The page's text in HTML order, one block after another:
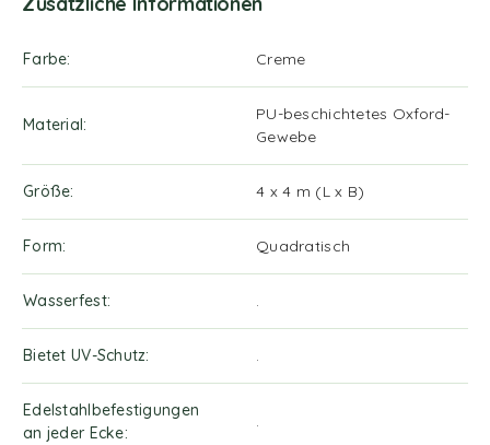
Farbe Creme
Material
PU-beschichtetes Oxford-
Gewebe
Größe 4 x 4 m (L x B)
Form Quadratisch
Wasserfest .
Bietet UV-Schutz .
Edelstahlbefestigungen
an jeder Ecke
.